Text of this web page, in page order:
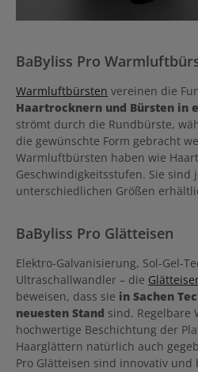
BaByliss Pro
Warmluftbürsten vereinen die
Haartrocknern und Bürsten in
strömt durch die Rundbürste,
die gewünschte Form gebracht
Warmluftbürsten haben wie
Geschwindigkeitsstufen. Sie sind
unterschiedlichen Größen
BaByliss Pro Glätteisen
Elektro-Galvanisierung, Sol-Gel-
Ultraschallwandler – die
beweisen, dass sie in Sachen
neuesten Stand sind. Regelbare
hochwertige Beschichtung der
Haarglättern natürlich auch
Pro Glätteisen sind innovativ